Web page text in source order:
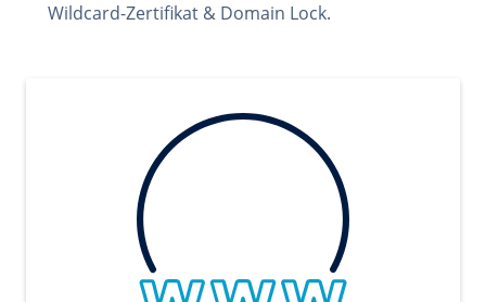
Wildcard-Zertifikat & Domain Lock.